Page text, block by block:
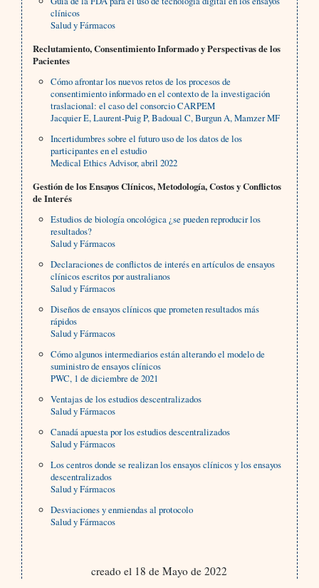
clínicos
Salud y Fármacos
Reclutamiento, Consentimiento Informado y Perspectivas de los
Pacientes
Cómo afrontar los nuevos retos de los procesos de
consentimiento informado en el contexto de la investigación
traslacional: el caso del consorcio CARPEM
Jacquier E, Laurent-Puig P, Badoual C, Burgun A, Mamzer MF
Incertidumbres sobre el futuro uso de los datos de los
participantes en el estudio
Medical Ethics Advisor, abril 2022
Gestión de los Ensayos Clínicos, Metodología, Costos y Conflictos
de Interés
Estudios de biología oncológica ¿se pueden reproducir los
resultados?
Salud y Fármacos
Declaraciones de conflictos de interés en artículos de ensayos
clínicos escritos por australianos
Salud y Fármacos
Diseños de ensayos clínicos que prometen resultados más
rápidos
Salud y Fármacos
Cómo algunos intermediarios están alterando el modelo de
suministro de ensayos clínicos
PWC, 1 de diciembre de 2021
Ventajas de los estudios descentralizados
Salud y Fármacos
Canadá apuesta por los estudios descentralizados
Salud y Fármacos
Los centros donde se realizan los ensayos clínicos y los ensayos
descentralizados
Salud y Fármacos
Desviaciones y enmiendas al protocolo
Salud y Fármacos
creado el 18 de Mayo de 2022